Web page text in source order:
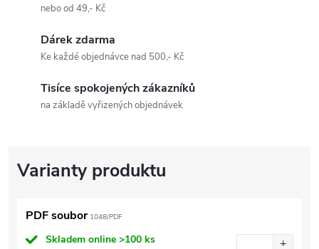
nebo od 49,- Kč
Dárek zdarma
Ke každé objednávce nad 500,- Kč
Tisíce spokojených zákazníků
na základě vyřizených objednávek
PDF soubor1048/PDF
Skladem online >100 ks